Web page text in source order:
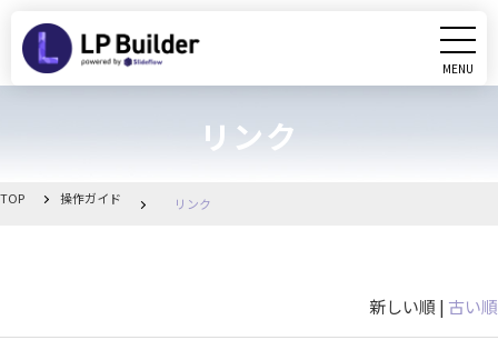
MENU
リンク
CLOSE
動画マニュアル
TOP 操作ガイド リンク
新しい順 | 古い順